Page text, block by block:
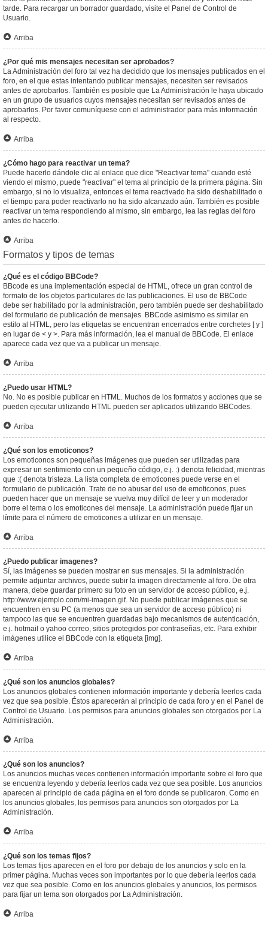
tarde. Para recargar un borrador guardado, visite el Panel de Control de
Usuario.
Arriba
¿Por qué mis mensajes necesitan ser aprobados?
La Administración del foro tal vez ha decidido que los mensajes publicados en el
foro, en el que estas intentando publicar mensajes, necesiten ser revisados
antes de aprobarlos. También es posible que La Administración le haya ubicado
en un grupo de usuarios cuyos mensajes necesitan ser revisados antes de
aprobarlos. Por favor comuníquese con el administrador para más información
al respecto.
Arriba
¿Cómo hago para reactivar un tema?
Puede hacerlo dándole clic al enlace que dice "Reactivar tema" cuando esté
viendo el mismo, puede "reactivar" el tema al principio de la primera página. Sin
embargo, si no lo visualiza, entonces el tema reactivado ha sido deshabilitado o
el tiempo para poder reactivarlo no ha sido alcanzado aún. También es posible
reactivar un tema respondiendo al mismo, sin embargo, lea las reglas del foro
antes de hacerlo.
Arriba
Formatos y tipos de temas
¿Qué es el código BBCode?
BBcode es una implementación especial de HTML, ofrece un gran control de
formato de los objetos particulares de las publicaciones. El uso de BBCode
debe ser habilitado por la administración, pero también puede ser deshabilitado
del formulario de publicación de mensajes. BBCode asimismo es similar en
estilo al HTML, pero las etiquetas se encuentran encerrados entre corchetes [ y ]
en lugar de < y >. Para más información, lea el manual de BBCode. El enlace
aparece cada vez que va a publicar un mensaje.
Arriba
¿Puedo usar HTML?
No. No es posible publicar en HTML. Muchos de los formatos y acciones que se
pueden ejecutar utilizando HTML pueden ser aplicados utilizando BBCodes.
Arriba
¿Qué son los emoticonos?
Los emoticonos son pequeñas imágenes que pueden ser utilizadas para
expresar un sentimiento con un pequeño código, e.j. :) denota felicidad, mientras
que :( denota tristeza. La lista completa de emoticones puede verse en el
formulario de publicación. Trate de no abusar del uso de emoticonos, pues
pueden hacer que un mensaje se vuelva muy difícil de leer y un moderador
borre el tema o los emoticones del mensaje. La administración puede fijar un
límite para el número de emoticones a utilizar en un mensaje.
Arriba
¿Puedo publicar imagenes?
Sí, las imágenes se pueden mostrar en sus mensajes. Si la administración
permite adjuntar archivos, puede subir la imagen directamente al foro. De otra
manera, debe guardar primero su foto en un servidor de acceso público, e.j.
http://www.ejemplo.com/mi-imagen.gif. No puede publicar imágenes que se
encuentren en su PC (a menos que sea un servidor de acceso público) ni
tampoco las que se encuentren guardadas bajo mecanismos de autenticación,
e.j. hotmail o yahoo correo, sitios protegidos por contraseñas, etc. Para exhibir
imágenes utilice el BBCode con la etiqueta [img].
Arriba
¿Qué son los anuncios globales?
Los anuncios globales contienen información importante y debería leerlos cada
vez que sea posible. Éstos aparecerán al principio de cada foro y en el Panel de
Control de Usuario. Los permisos para anuncios globales son otorgados por La
Administración.
Arriba
¿Qué son los anuncios?
Los anuncios muchas veces contienen información importante sobre el foro que
se encuentra leyendo y debería leerlos cada vez que sea posible. Los anuncios
aparecen al principio de cada página en el foro donde se publicaron. Como en
los anuncios globales, los permisos para anuncios son otorgados por La
Administración.
Arriba
¿Qué son los temas fijos?
Los temas fijos aparecen en el foro por debajo de los anuncios y solo en la
primer página. Muchas veces son importantes por lo que debería leerlos cada
vez que sea posible. Como en los anuncios globales y anuncios, los permisos
para fijar un tema son otorgados por La Administración.
Arriba